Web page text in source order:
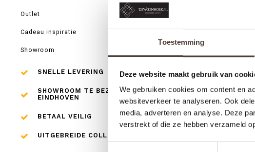
Toestemming
Deze website maakt gebruik van
We gebruiken cookies om content en
websiteverkeer te analyseren. Ook
media, adverteren en analyse. Deze
verstrekt of die ze hebben verzameld
Outlet
Cadeau inspiratie
Showroom
SNELLE LEVERING
SHOWROOM TE BEZOEKEN IN
EINDHOVEN
BETAAL VEILIG
UITGEBREIDE COLLECTIE